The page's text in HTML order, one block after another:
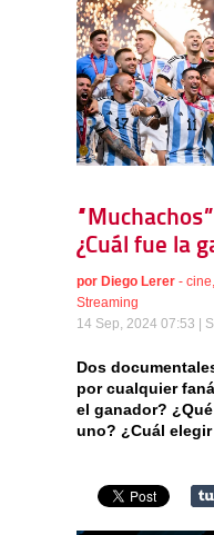
¿Cuál fue la
por Diego Lerer - cine,
Streaming
14 Sep, 2024 07:53 |
Dos
por cualquier
el ganador?
uno? ¿Cuál elegir